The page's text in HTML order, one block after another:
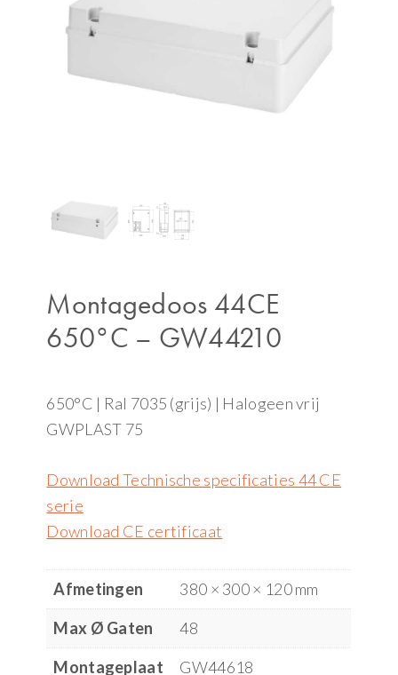
Montagedoos 44CE
650°C – GW44210
650°C | Ral 7035 (grijs) | Halogeen vrij
GWPLAST 75
Download Technische specificaties 44 CE
serie
Download CE certificaat
Afmetingen
380 × 300 × 120 mm
Max Ø Gaten
48
Montageplaat
GW44618